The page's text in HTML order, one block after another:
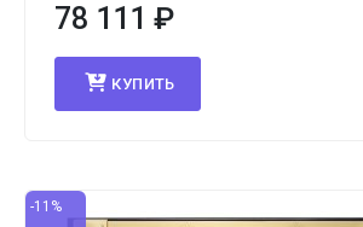
78 111 ₽
КУПИТЬ
-11%